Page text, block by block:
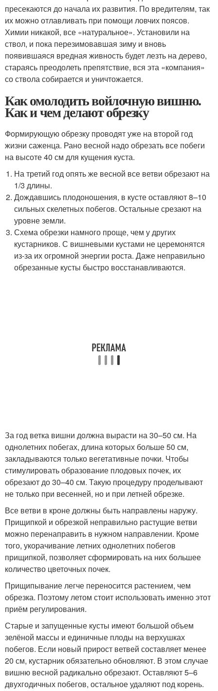
пресекаются до начала их развития. По вредителям, так
их можно отлавливать при помощи ловчих поясов.
Химии никакой, все «натуральное». Установили на
ствол, и пока перезимовавшая зиму и вновь
появившаяся вредная живность будет лезть на дерево,
стараясь преодолеть препятствие, вся эта «компания»
со ствола собирается и уничтожается.
Как омолодить войлочную вишню.
Как и чем делают обрезку
Формирующую обрезку проводят уже на второй год
жизни саженца. Рано весной надо обрезать все побеги
на высоте 40 см для кущения куста.
На третий год опять же весной все ветви обрезают на
1/3 длины.
Дождавшись плодоношения, в кусте оставляют 8–10
сильных скелетных побегов. Остальные срезают на
уровне земли.
Схема обрезки намного проще, чем у других
кустарников. С вишневыми кустами не церемонятся
из-за их огромной энергии роста. Даже неправильно
обрезанные кусты быстро восстанавливаются.
За год ветка вишни должна вырасти на 30–50 см. На
однолетних побегах, длина которых больше 50 см,
закладываются только вегетативные почки. Чтобы
стимулировать образование плодовых почек, их
обрезают до 30–40 см. Такую процедуру проделывают
не только при весенней, но и при летней обрезке.
Все ветви в кроне должны быть направлены наружу.
Прищипкой и обрезкой неправильно растущие ветви
можно перенаправить в нужном направлении. Кроме
того, укорачивание летних однолетних побегов
прищипкой, позволяет сформировать на них большее
количество цветочных почек.
Прищипывание легче переносится растением, чем
обрезка. Поэтому летом стоит использовать именно этот
приём регулирования.
Старые и запущенные кусты имеют большой объем
зелёной массы и единичные плоды на верхушках
побегов. Если новый прирост ветвей составляет менее
20 см, кустарник обязательно обновляют. В этом случае
вишню весной радикально обрезают. Оставляют 5–6
двухгодичных побегов, остальное удаляют под корень.